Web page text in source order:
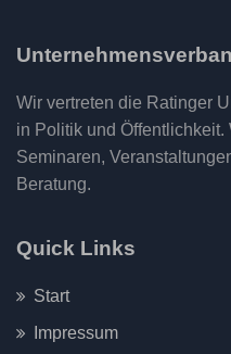
Wir vertreten die Ratinger
in Politik und
Seminaren,
Beratung.
Quick Links
Start
Impressum